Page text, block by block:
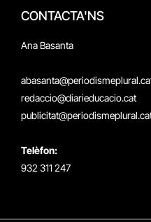
CONTACTA'NS
Ana Basanta
redaccio@diarieducacio.cat
Telèfon:
932 311 247